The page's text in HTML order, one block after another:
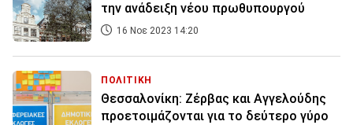
την ανάδειξη νέου πρωθυπουργού
16 Νοε 2023 14:20
ΠΟΛΙΤΙΚΗ
Θεσσαλονίκη: Ζέρβας και Αγγελούδης
προετοιμάζονται για το δεύτερο γύρο